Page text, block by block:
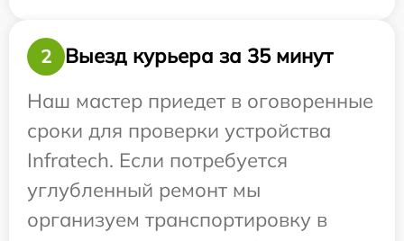
2
Выезд курьера за 35 минут
Наш мастер приедет в оговоренные
сроки для проверки устройства
Infratech. Если потребуется
углубленный ремонт мы
организуем транспортировку в